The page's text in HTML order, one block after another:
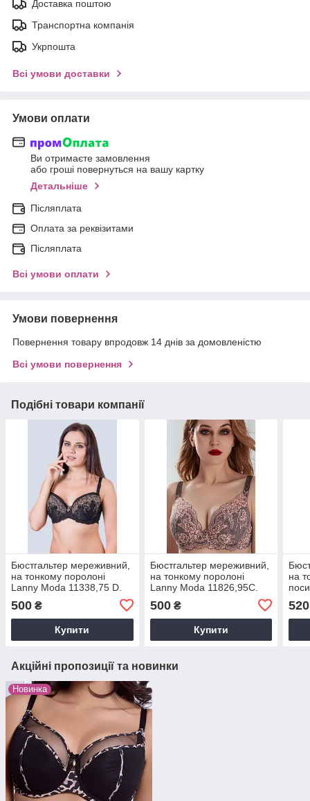
Доставка поштою
Транспортна компанія
Укрпошта
Всі умови доставки
Умови оплати
Ви отримаєте замовлення
або гроші повернуться на вашу картку
Детальніше
Післяплата
Оплата за реквізитами
Післяплата
Всі умови оплати
Умови повернення
Повернення товару впродовж 14 днів за домовленістю
Всі умови повернення
Подібні товари компанії
Бюстгальтер мереживний,
на тонкому поролоні
Lanny Moda 11338,75 D.
500 ₴
Купити
Бюстгальтер мереживний,
на тонкому поролоні
Lanny Moda 11826,95С.
500₴
Купити
на
520
Акційні пропозиції та новинки
Новинка